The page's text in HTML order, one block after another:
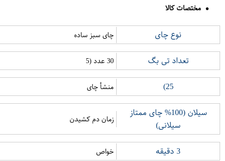
مختصات کالا
نوع چای چای سبز ساده
تعداد تی بگ 30 عدد (5
25) منشأ چای
سیلان (100% چای ممتاز
سیلانی)
زمان دم کشیدن
3 دقیقه خواص